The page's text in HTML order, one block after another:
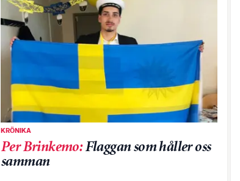
KRÖNIKA
Per Brinkemo:Flaggan som håller oss
samman